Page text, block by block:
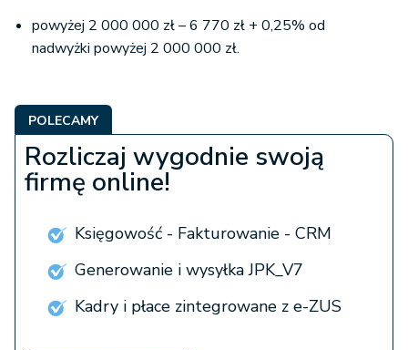
powyżej 2 000 000 zł – 6 770 zł + 0,25% od
nadwyżki powyżej 2 000 000 zł.
POLECAMY
Rozliczaj wygodnie swoją
firmę online!
Księgowość - Fakturowanie - CRM
Generowanie i wysyłka JPK_V7
Kadry i płace zintegrowane z e-ZUS